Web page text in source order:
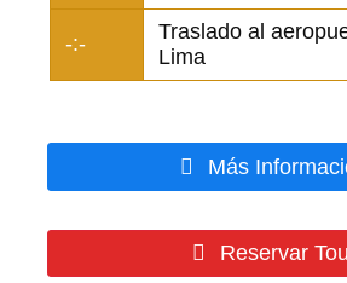
-:-
Traslado al
Lima
Más
Reservar